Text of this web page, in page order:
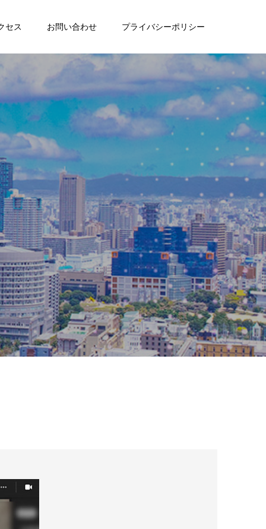
セス お問い合わせ プライバシーポリシー